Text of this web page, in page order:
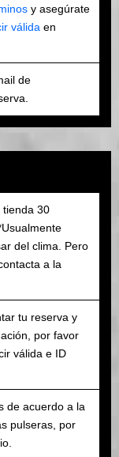
y asegúrate
válida en
de
tienda 30
del clima. Pero
a la
tu reserva y
por favor
válida e ID
de acuerdo a la
pulseras, por